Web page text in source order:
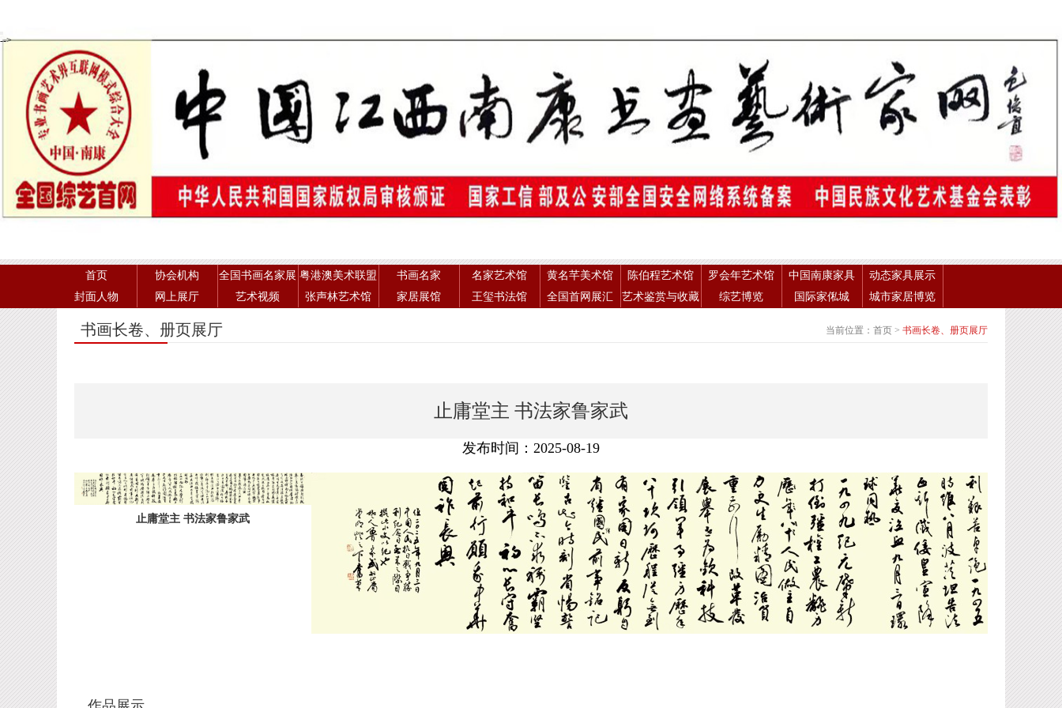
-->
首页 协会机构 全国书画名家展 粤港澳美术联盟 书画名家 名家艺术馆 黄名芊美术馆 陈伯程艺术馆 罗会年艺术馆 中国南康家具
动态家具展示
封面人物
网上展厅 艺术视频 张声林艺术馆 家居展馆 王玺书法馆 全国首网展汇 艺术鉴赏与收藏 综艺博览 国际家俬城 城市家居博览
书画长卷、册页展厅 当前位置： 首页 > 书画长卷、册页展厅
止庸堂主 书法家鲁家武
发布时间：2025-08-19
止庸堂主 书法家鲁家武